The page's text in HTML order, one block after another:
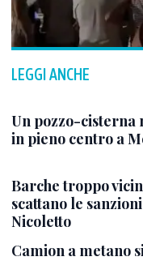
LEGGI ANCHE
Un pozzo-cisterna
in pieno centro a
Barche troppo
scattano le
Nicoletto
Camion a metano